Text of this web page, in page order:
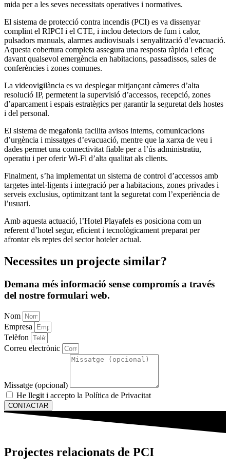
mida per a les seves necessitats operatives i normatives.
El sistema de protecció contra incendis (PCI) es va dissenyar
complint el RIPCI i el CTE, i inclou detectors de fum i calor,
pulsadors manuals, alarmes audiovisuals i senyalització d’evacuació.
Aquesta cobertura completa assegura una resposta ràpida i eficaç
davant qualsevol emergència en habitacions, passadissos, sales de
conferències i zones comunes.
La videovigilància es va desplegar mitjançant càmeres d’alta
resolució IP, permetent la supervisió d’accessos, recepció, zones
d’aparcament i espais estratègics per garantir la seguretat dels hostes
i del personal.
El sistema de megafonia facilita avisos interns, comunicacions
d’urgència i missatges d’evacuació, mentre que la xarxa de veu i
dades permet una connectivitat fiable per a l’ús administratiu,
operatiu i per oferir Wi-Fi d’alta qualitat als clients.
Finalment, s’ha implementat un sistema de control d’accessos amb
targetes intel·ligents i integració per a habitacions, zones privades i
serveis exclusius, optimitzant tant la seguretat com l’experiència de
l’usuari.
Amb aquesta actuació, l’Hotel Playafels es posiciona com un
referent d’hotel segur, eficient i tecnològicament preparat per
afrontar els reptes del sector hoteler actual.
Necessites un projecte similar?
Demana més informació sense compromís a través
del nostre formulari web.
Nom
Empresa
Telèfon
Correu electrònic
Missatge (opcional)
He llegit i accepto la Política de Privacitat
CONTACTAR
Projectes relacionats de PCI